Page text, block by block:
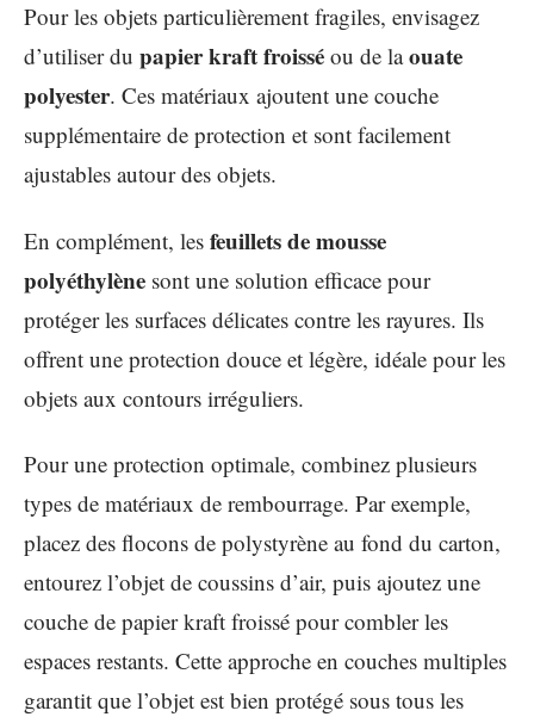
Pour les objets particulièrement fragiles, envisagez
d’utiliser du papier kraft froissé ou de laouate
polyester. Ces matériaux ajoutent une couche
supplémentaire de protection et sont facilement
ajustables autour des objets.
En complément, les feuillets de mousse
polyéthylène sont une solution efficace pour
protéger les surfaces délicates contre les rayures. Ils
offrent une protection douce et légère, idéale pour les
objets aux contours irréguliers.
Pour une protection optimale, combinez plusieurs
types de matériaux de rembourrage. Par exemple,
placez des flocons de polystyrène au fond du carton,
entourez l’objet de coussins d’air, puis ajoutez une
couche de papier kraft froissé pour combler les
espaces restants. Cette approche en couches multiples
garantit que l’objet est bien protégé sous tous les